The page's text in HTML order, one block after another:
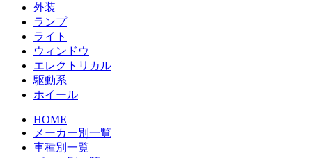
外装
ランプ
ライト
ウィンドウ
エレクトリカル
駆動系
ホイール
HOME
メーカー別一覧
車種別一覧